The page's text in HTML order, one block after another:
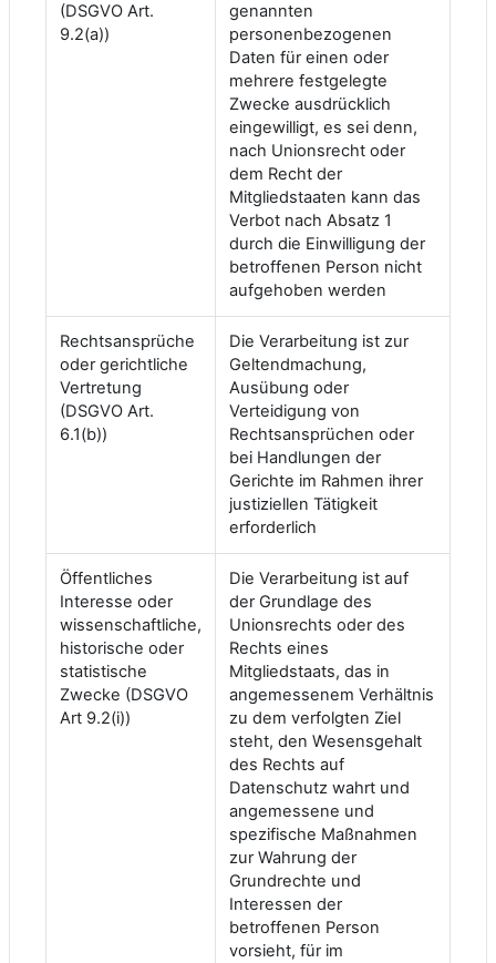
(DSGVO Art.
9.2(a))
genannten
personenbezogenen
Daten für einen oder
mehrere festgelegte
Zwecke ausdrücklich
eingewilligt, es sei denn,
nach Unionsrecht oder
dem Recht der
Mitgliedstaaten kann das
Verbot nach Absatz 1
durch die Einwilligung der
betroffenen Person nicht
aufgehoben werden
Rechtsansprüche
oder gerichtliche
Vertretung
(DSGVO Art.
6.1(b))
Die Verarbeitung ist zur
Geltendmachung,
Ausübung oder
Verteidigung von
Rechtsansprüchen oder
bei Handlungen der
Gerichte im Rahmen ihrer
justiziellen Tätigkeit
erforderlich
Öffentliches
Interesse oder
wissenschaftliche,
historische oder
statistische
Zwecke (DSGVO
Art 9.2(i))
Die Verarbeitung ist auf
der Grundlage des
Unionsrechts oder des
Rechts eines
Mitgliedstaats, das in
angemessenem Verhältnis
zu dem verfolgten Ziel
steht, den Wesensgehalt
des Rechts auf
Datenschutz wahrt und
angemessene und
spezifische Maßnahmen
zur Wahrung der
Grundrechte und
Interessen der
betroffenen Person
vorsieht, für im